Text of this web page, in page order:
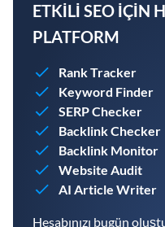
ETKILI SEO IÇIN
PLATFORM
Rank Tracker
Keyword Finder
SERP Checker
Backlink Checker
Backlink Monitor
Website Audit
AI Article Writer
Hesabınızı bugün